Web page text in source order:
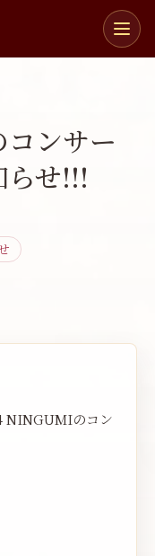
メ
ニ
ンサー
せ!!!
NINGUMIのコン